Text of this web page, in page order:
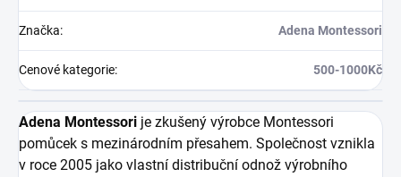
Značka: Adena Montessori
Cenové kategorie: 500-1000Kč
Adena Montessori je zkušený výrobce Montessori
pomůcek s mezinárodním přesahem. Společnost vznikla
v roce 2005 jako vlastní distribuční odnož výrobního